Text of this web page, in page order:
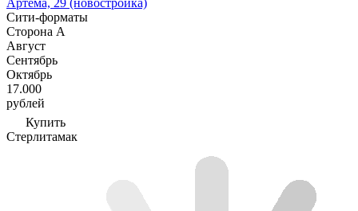
Артема, 29 (новостройка)
Сити-форматы
Сторона А
Август
Сентябрь
Октябрь
17.000
рублей
Купить
Стерлитамак